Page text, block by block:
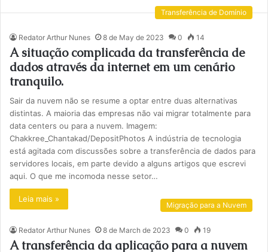
Transferência de Domínio
Redator Arthur Nunes 8 de May de 2023 0 14
A situação complicada da transferência de
dados através da internet em um cenário
tranquilo.
Sair da nuvem não se resume a optar entre duas alternativas
distintas. A maioria das empresas não vai migrar totalmente para
data centers ou para a nuvem. Imagem:
Chakkree_Chantakad/DepositPhotos A indústria de tecnologia
está agitada com discussões sobre a transferência de dados para
servidores locais, em parte devido a alguns artigos que escrevi
aqui. O que me incomoda nesse setor…
Leia mais »
Migração para a Nuvem
Redator Arthur Nunes 8 de March de 2023 0 19
A transferência da aplicação para a nuvem